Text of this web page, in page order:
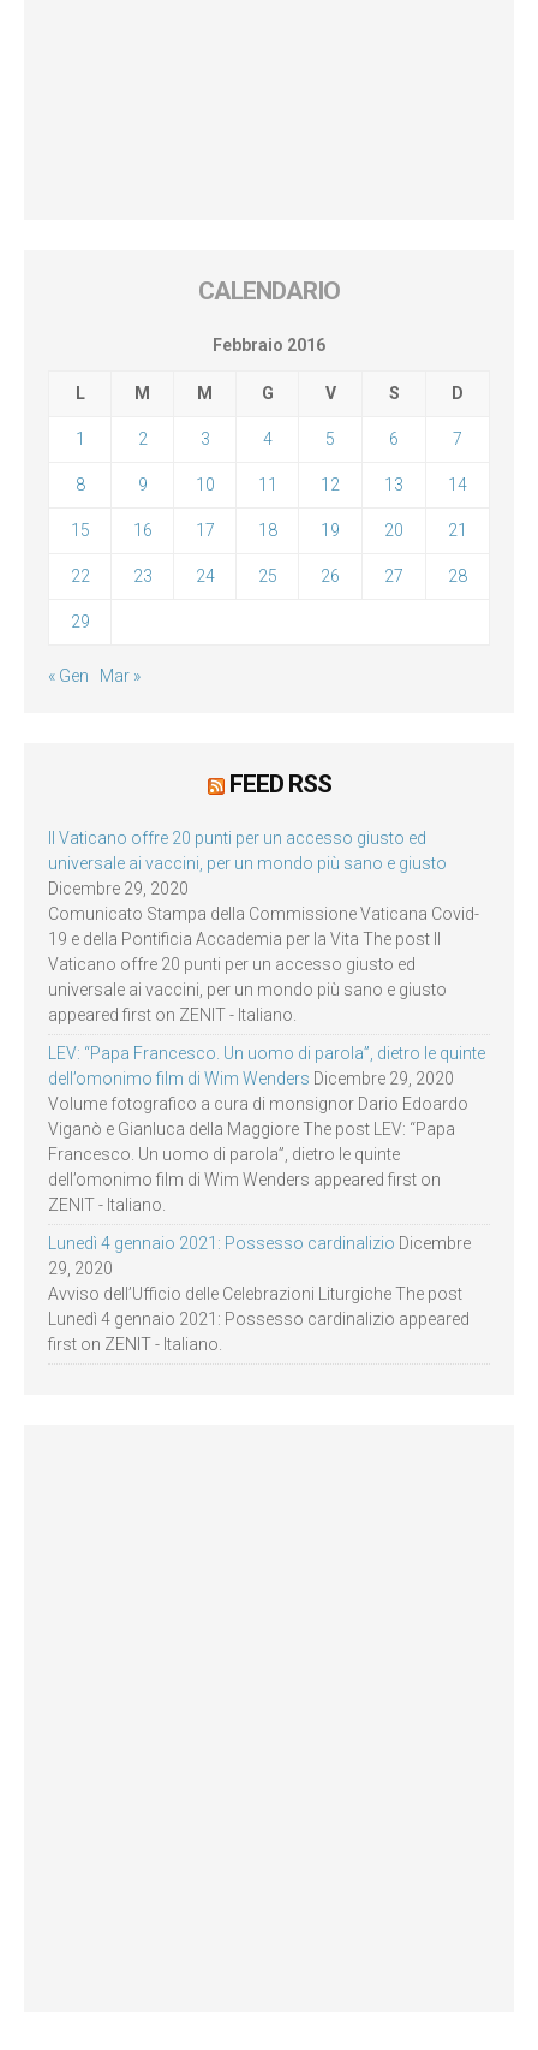
CALENDARIO
Febbraio 2016
L M M G V S D
1 2 3 4 5 6 7
8 9 10 11 12 13 14
15 16 17 18 19 20 21
22 23 24 25 26 27 28
29
« Gen Mar »
FEED RSS
Il Vaticano offre 20 punti per un accesso giusto ed
universale ai vaccini, per un mondo più sano e giusto
Dicembre 29, 2020
Comunicato Stampa della Commissione Vaticana Covid-
19 e della Pontificia Accademia per la Vita The post Il
Vaticano offre 20 punti per un accesso giusto ed
universale ai vaccini, per un mondo più sano e giusto
appeared first on ZENIT - Italiano.
LEV: “Papa Francesco. Un uomo di parola”, dietro le quinte
dell’omonimo film di Wim Wenders Dicembre 29, 2020
Volume fotografico a cura di monsignor Dario Edoardo
Viganò e Gianluca della Maggiore The post LEV: “Papa
Francesco. Un uomo di parola”, dietro le quinte
dell’omonimo film di Wim Wenders appeared first on
ZENIT - Italiano.
Lunedì 4 gennaio 2021: Possesso cardinalizio Dicembre
29, 2020
Avviso dell’Ufficio delle Celebrazioni Liturgiche The post
Lunedì 4 gennaio 2021: Possesso cardinalizio appeared
first on ZENIT - Italiano.